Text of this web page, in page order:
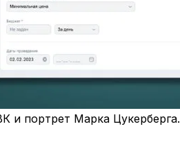
и портрет Марка Цукерберга.